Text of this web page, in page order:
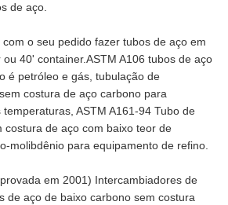
de aço.
o seu pedido fazer tubos de aço em
40' container.ASTM A106 tubos de aço
é petróleo e gás, tubulação de
costura de aço carbono para
ASTM A161-94 Tubo de
costura de aço com baixo teor de
molibdênio para equipamento de refino.
em 2001) Intercambiadores de
de aço de baixo carbono sem costura